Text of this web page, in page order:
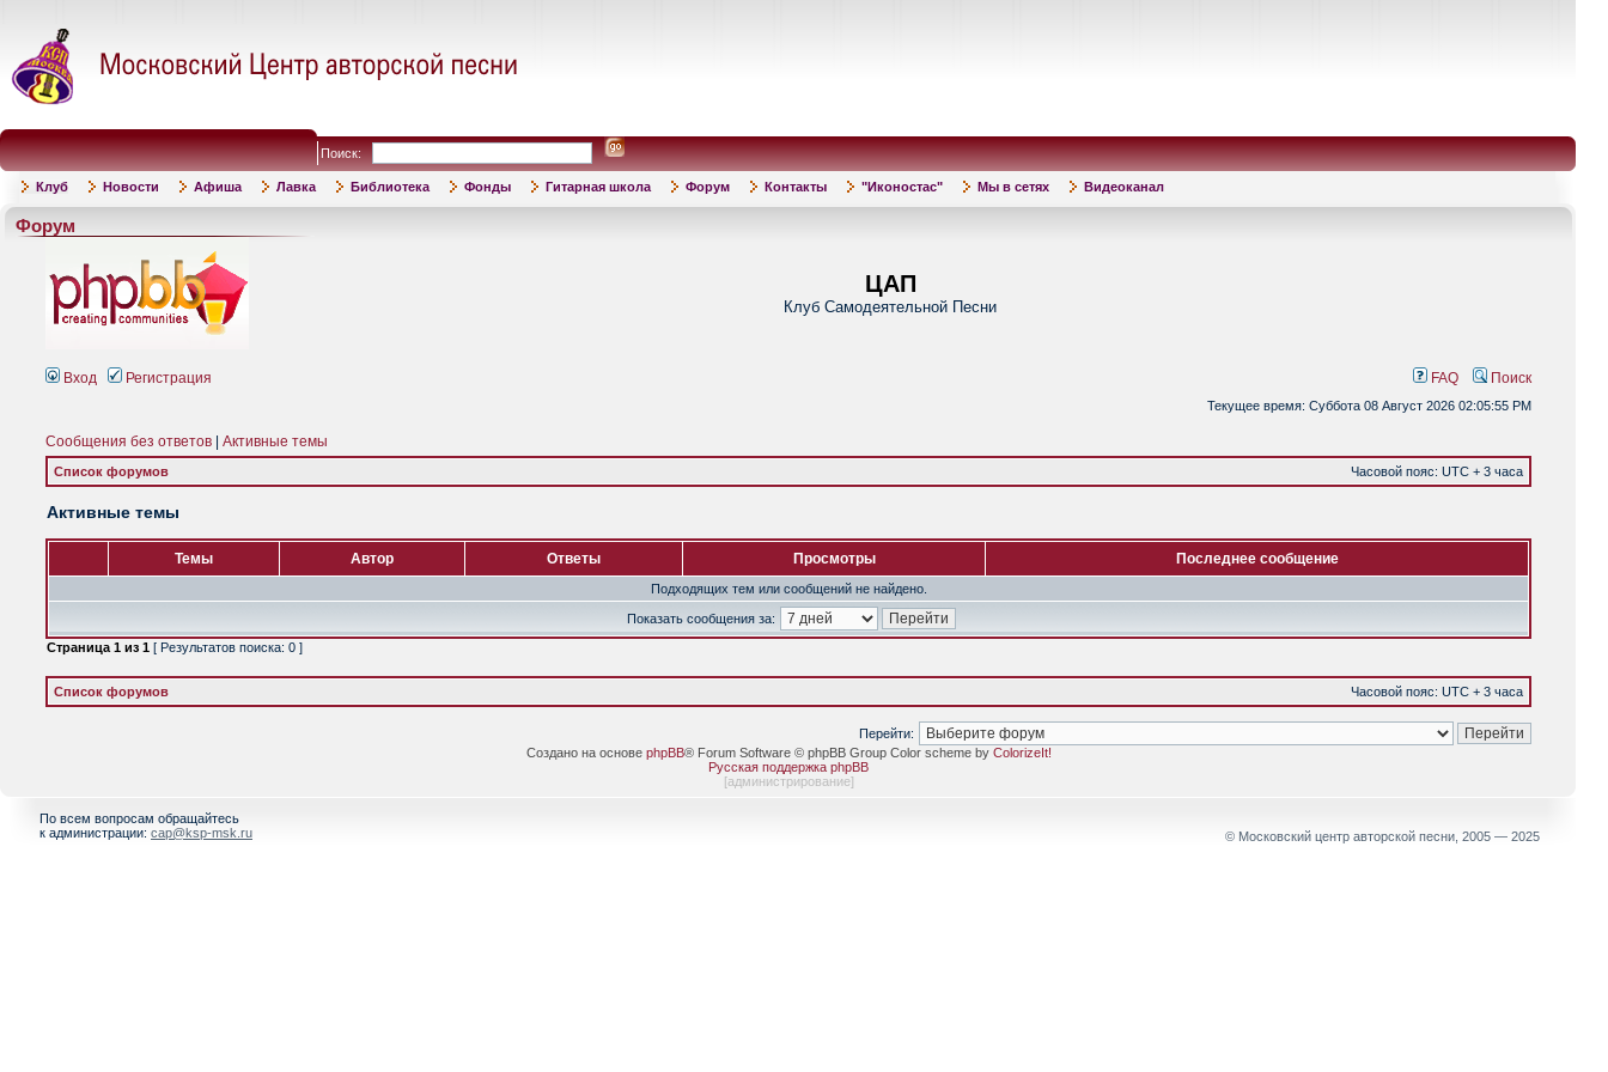
Поиск:
Клуб Новости Афиша Лавка Библиотека Фонды Гитарная школа Форум Контакты "Иконостас" Мы в сетях Видеоканал
Форум
ЦАП
Клуб Самодеятельной Песни
Вход Регистрация FAQ Поиск
Текущее время: Суббота 08 Август 2026 02:05:55 PM
Сообщения без ответов Активные темы
Список форумов Часовой пояс: UTC + 3 часа
Активные темы
Темы Автор Ответы Просмотры Последнее сообщение
Подходящих тем или сообщений не найдено.
Показать сообщения за:
Страница 1 из 1 [ Результатов поиска: 0 ]
Список форумов Часовой пояс: UTC + 3 часа
Перейти:
Создано на основе phpBB® Forum Software © phpBB Group Color scheme by ColorizeIt!
Русская поддержка phpBB
[администрирование]
По всем вопросам обращайтесь
к администрации: cap@ksp-msk.ru © Московский центр авторской песни, 2005 — 2025